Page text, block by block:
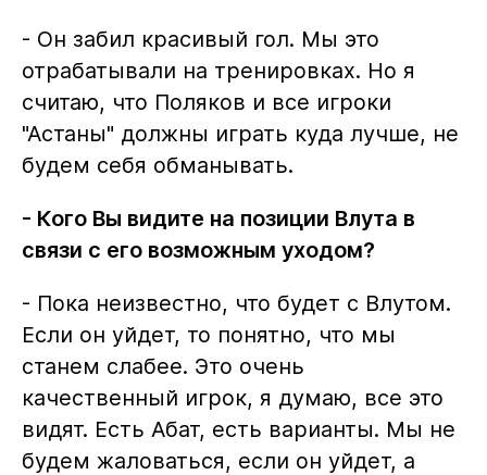
- Он забил красивый гол. Мы это
отрабатывали на тренировках. Но я
считаю, что Поляков и все игроки
"Астаны" должны играть куда лучше, не
будем себя обманывать.
- Кого Вы видите на позиции Влута в
связи с его возможным уходом?
- Пока неизвестно, что будет с Влутом.
Если он уйдет, то понятно, что мы
станем слабее. Это очень
качественный игрок, я думаю, все это
видят. Есть Абат, есть варианты. Мы не
будем жаловаться, если он уйдет, а